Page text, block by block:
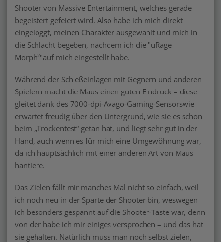
Shooter von Massive Entertainment, welches gerade
begeistert gefeiert wird. Also habe ich mich direkt
eingeloggt, meinen Charakter ausgewählt und mich in
die Schlacht begeben, nachdem ich die "uRage
Morph²"auf mich eingestellt habe.
Während der Schießeinlagen mit Gegnern und anderen
Spielern macht die Maus einen guten Eindruck – diese
gleitet dank des 7000-dpi-Avago-Gaming-Sensorswie
erwartet freudig über den Untergrund, wie sie es schon
beim „Trockentest“ getan hat, und liegt sehr gut in der
Hand, auch wenn es für mich eine Umgewöhnung war,
da ich hauptsächlich mit einer anderen Art von Maus
hantiere.
Das Zielen fällt mir manches Mal nicht so einfach, weil
ich noch neu in der Sparte der Shooter bin, weswegen
ich besonders gespannt auf die Shooter-Taste war, denn
von der habe ich mir einiges versprochen – und das hat
sie gehalten. Natürlich muss man noch selbst zielen,